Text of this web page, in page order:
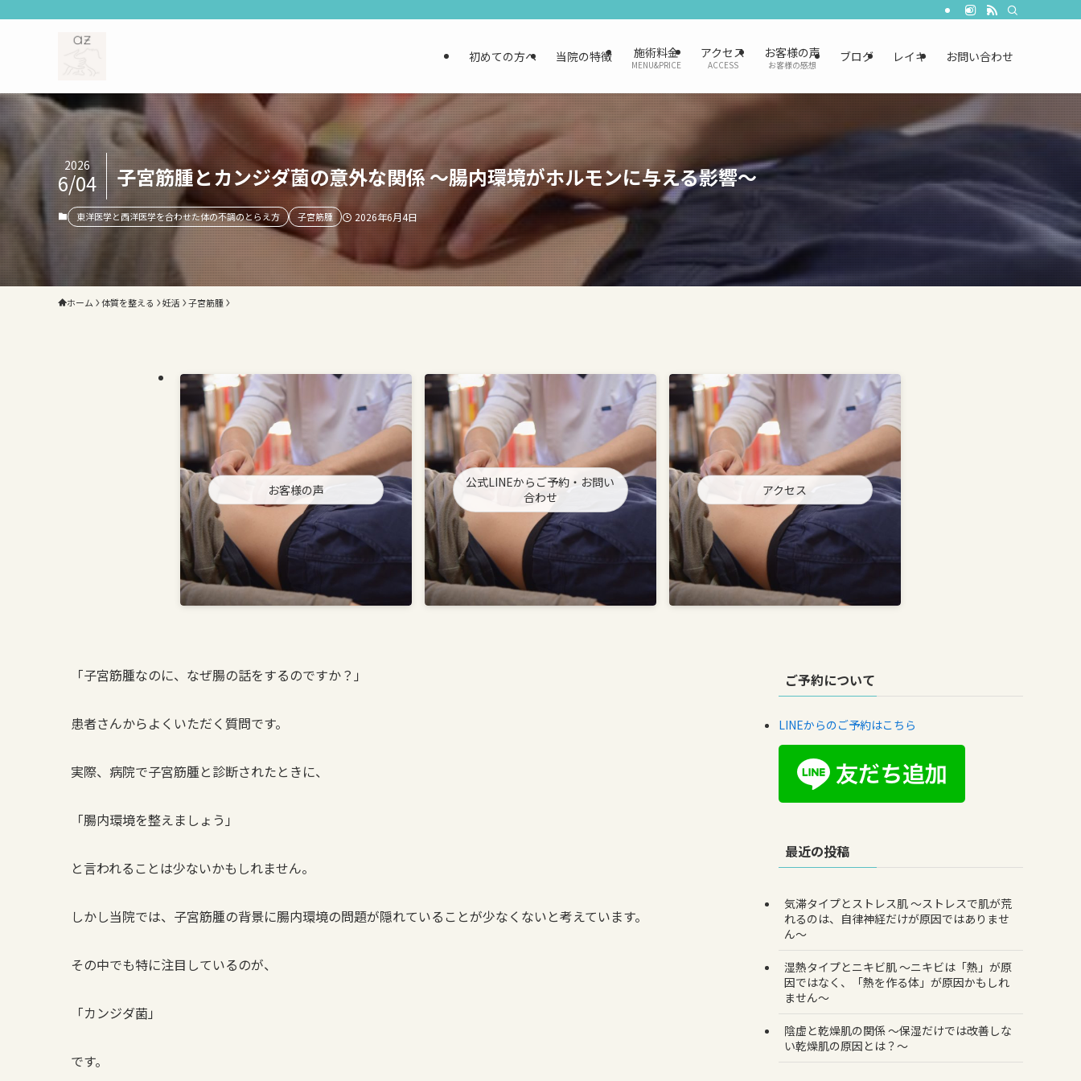
初めての方へ 当院の特徴 施術料金
MENU&PRICE
アクセス
ACCESS
お客様の声
お客様の感想
ブログ レイキ お問い合わせ
子宮筋腫とカンジダ菌の意外な関係 ～腸内環境がホルモンに与える影響～
2026
6/04
東洋医学と西洋医学を合わせた体の不調のとらえ方 子宮筋腫 2026年6月4日
ホーム 体質を整える 妊活 子宮筋腫
お客様の声
公式LINEからご予約・お問い
合わせ
アクセス
「子宮筋腫なのに、なぜ腸の話をするのですか？」
患者さんからよくいただく質問です。
実際、病院で子宮筋腫と診断されたときに、
「腸内環境を整えましょう」
と言われることは少ないかもしれません。
しかし当院では、子宮筋腫の背景に腸内環境の問題が隠れていることが少なくないと考えています。
その中でも特に注目しているのが、
「カンジダ菌」
です。
ご予約について
LINEからのご予約はこちら
最近の投稿
気滞タイプとストレス肌 〜ストレスで肌が荒
れるのは、自律神経だけが原因ではありませ
ん〜
湿熱タイプとニキビ肌 〜ニキビは「熱」が原
因ではなく、「熱を作る体」が原因かもしれ
ません〜
陰虚と乾燥肌の関係 〜保湿だけでは改善しな
い乾燥肌の原因とは？〜